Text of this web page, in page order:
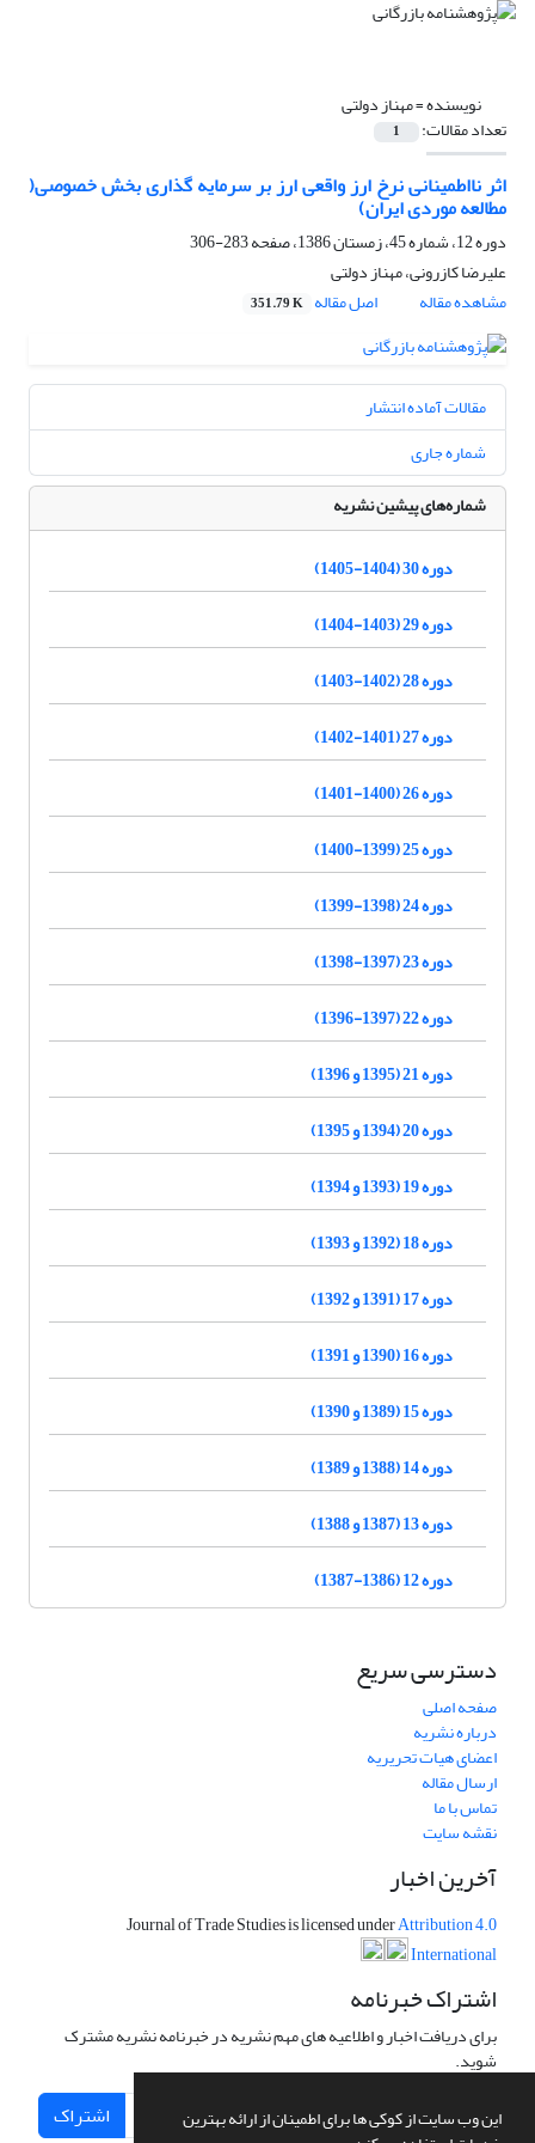
این وب سایت از کوکی ها برای اطمینان از ارائه بهترین
نویسنده =مهناز دولتی
تعداد مقالات: 1
اثر نااطمینانی نرخ ارز واقعی ارز بر سرمایه گذاری بخش خصوصی(
مطالعه موردی ایران)
دوره 12، شماره 45، زمستان 1386، صفحه
283-306
علیرضا کازرونی، مهناز دولتی
مشاهده مقاله
اصل مقاله 351.79 K
مقالات آماده انتشار
شماره جاری
شماره‌های پیشین نشریه
دوره 30 (1404-1405)
دوره 29 (1403-1404)
دوره 28 (1402-1403)
دوره 27 (1401-1402)
دوره 26 (1400-1401)
دوره 25 (1399-1400)
دوره 24 (1398-1399)
دوره 23 (1397-1398)
دوره 22 (1397-1396)
دوره 21 (1395 و 1396)
دوره 20 (1394 و 1395)
دوره 19 (1393 و 1394)
دوره 18 (1392 و 1393)
دوره 17 (1391 و 1392)
دوره 16 (1390 و 1391)
دوره 15 (1389 و 1390)
دوره 14 (1388 و 1389)
دوره 13 (1387 و 1388)
دوره 12 (1386-1387)
دسترسی سریع
صفحه اصلی
درباره نشریه
اعضای هیات تحریریه
ارسال مقاله
تماس با ما
نقشه سایت
آخرین اخبار
Journal of Trade Studies is licensed underAttribution 4.0
International
اشتراک خبرنامه
برای دریافت اخبار و اطلاعیه های مهم نشریه در خبرنامه نشریه مشترک
شوید.
اشتراک